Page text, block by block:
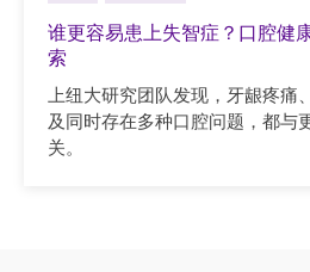
谁更容易患上失智症？口腔健
索
上纽大研究团队发现，牙龈疼痛
及同时存在多种口腔问题，都与
关。